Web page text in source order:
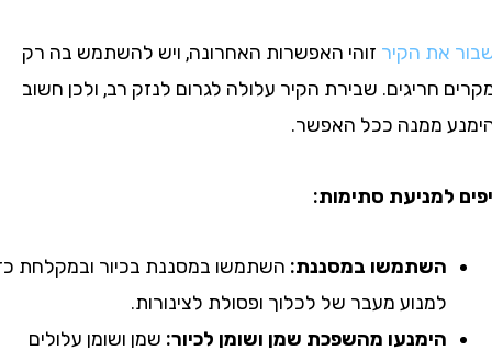
הקיר זוהי האפשרות האחרונה, ויש להשתמש בה רק
חריגים. שבירת הקיר עלולה לגרום לנזק רב, ולכן חשוב
ממנה ככל האפשר.
סתימות:
השתמשו במסננת:השתמשו במסננת בכיור ובמקלחת כדי
למנוע מעבר של לכלוך ופסולת לצינורות.
הימנעו מהשפכת שמן ושומן לכיור:שמן ושומן עלולים